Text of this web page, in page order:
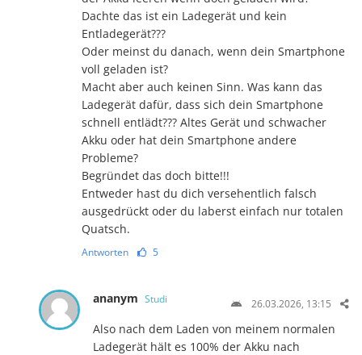
Dachte das ist ein Ladegerät und kein
Entladegerät???
Oder meinst du danach, wenn dein Smartphone
voll geladen ist?
Macht aber auch keinen Sinn. Was kann das
Ladegerät dafür, dass sich dein Smartphone
schnell entlädt??? Altes Gerät und schwacher
Akku oder hat dein Smartphone andere
Probleme?
Begründet das doch bitte!!!
Entweder hast du dich versehentlich falsch
ausgedrückt oder du laberst einfach nur totalen
Quatsch.
Antworten 5
ananym Studi 26.03.2026, 13:15
Also nach dem Laden von meinem normalen
Ladegerät hält es 100% der Akku nach